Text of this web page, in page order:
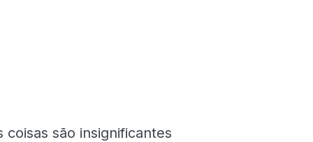
coisas são insignificantes